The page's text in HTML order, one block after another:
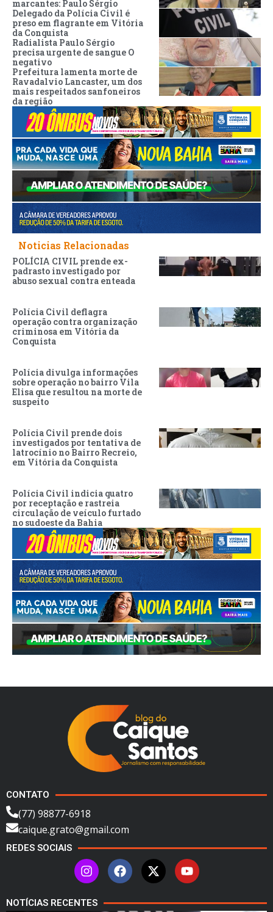
marcantes: Paulo Sérgio
Delegado da Polícia Civil é
preso em flagrante em Vitória
da Conquista
Radialista Paulo Sérgio
precisa urgente de sangue O
negativo
Prefeitura lamenta morte de
Ravadalvio Lancaster, um dos
mais respeitados sanfoneiros
da região
Noticias Relacionadas
POLÍCIA CIVIL prende ex-
padrasto investigado por
abuso sexual contra enteada
Polícia Civil deflagra
operação contra organização
criminosa em Vitória da
Conquista
Polícia divulga informações
sobre operação no bairro Vila
Elisa que resultou na morte de
suspeito
Polícia Civil prende dois
investigados por tentativa de
latrocínio no Bairro Recreio,
em Vitória da Conquista
Polícia Civil indicia quatro
por receptação e rastreia
circulação de veículo furtado
no sudoeste da Bahia
CONTATO
(77) 98877-6918
caique.grato@gmail.com
REDES SOCIAIS
NOTÍCIAS RECENTES